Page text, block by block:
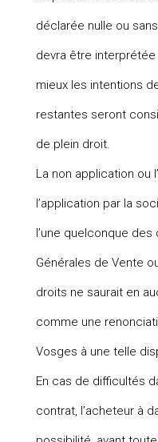
déclarée nulle ou
devra être
mieux les intentions
restantes seront
de plein droit.
La non application ou
l’application par la
l’une quelconque
Générales de Vente
droits ne saurait en
comme une
Vosges à une telle
En cas de difficultés
contrat, l’acheteur à